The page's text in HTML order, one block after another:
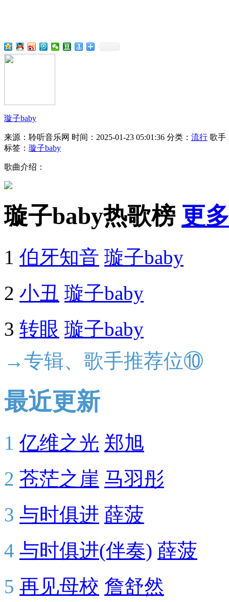
璇子baby
来源：聆听音乐网 时间：2025-01-23 05:01:36 分类： 流行 歌手
标签： 璇子baby
歌曲介绍：
璇子baby热歌榜 更多
1 伯牙知音 璇子baby
2 小丑 璇子baby
3 转眼 璇子baby
→专辑、歌手推荐位⑩
最近更新
1 亿维之光 郑旭
2 苍茫之崖 马羽彤
3 与时俱进 薛菠
4 与时俱进(伴奏) 薛菠
5 再见母校 詹舒然